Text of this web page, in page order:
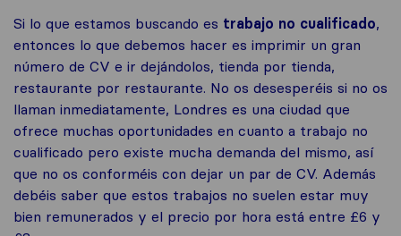
Si lo que estamos buscando es trabajo no cualificado,
entonces lo que debemos hacer es imprimir un gran
número de CV e ir dejándolos, tienda por tienda,
restaurante por restaurante. No os desesperéis si no os
llaman inmediatamente, Londres es una ciudad que
ofrece muchas oportunidades en cuanto a trabajo no
cualificado pero existe mucha demanda del mismo, así
que no os conforméis con dejar un par de CV. Además
debéis saber que estos trabajos no suelen estar muy
bien remunerados y el precio por hora está entre £6 y